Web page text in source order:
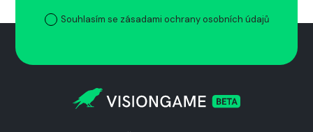
Souhlasím se zásadami ochrany osobních údajů